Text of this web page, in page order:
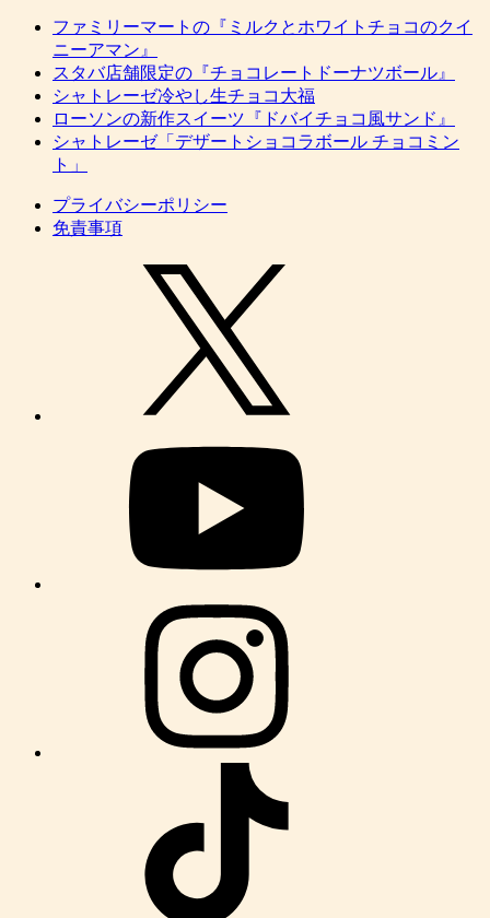
ファミリーマートの『ミルクとホワイトチョコのクイ
ニーアマン』
スタバ店舗限定の『チョコレートドーナツボール』
シャトレーゼ冷やし生チョコ大福
ローソンの新作スイーツ『ドバイチョコ風サンド』
シャトレーゼ「デザートショコラボール チョコミン
ト」
プライバシーポリシー
免責事項